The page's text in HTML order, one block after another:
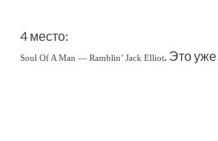
4 место:
Soul Of A Man — Ramblin’ Jack Elliot. Это